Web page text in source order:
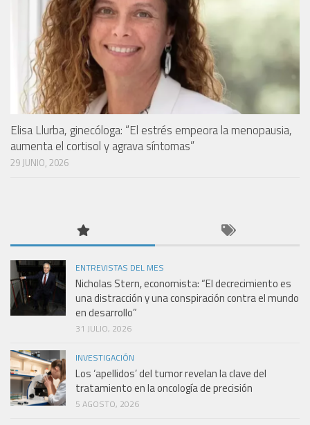
Elisa Llurba, ginecóloga: “El estrés empeora la menopausia,
aumenta el cortisol y agrava síntomas”
29 JUNIO, 2026
ENTREVISTAS DEL MES
Nicholas Stern, economista: “El decrecimiento es
una distracción y una conspiración contra el mundo
en desarrollo”
31 JULIO, 2026
INVESTIGACIÓN
Los ‘apellidos’ del tumor revelan la clave del
tratamiento en la oncología de precisión
5 AGOSTO, 2026